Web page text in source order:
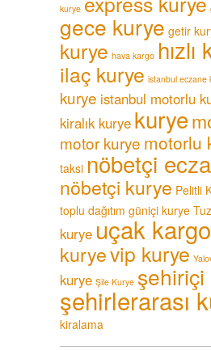
kurye
gece kurye getir
kurye hava kargo
ilaç kurye istanbul eczane
kurye istanbul motorlu
kiralık kurye kurye
motor kurye motorlu
taksi nöbetçi
nöbetçi kurye Pelitli
toplu dağıtım güniçi kurye
kurye uçak kargo
kuryevip kurye
kurye Şile Kurye
şehirlerarası
kiralama